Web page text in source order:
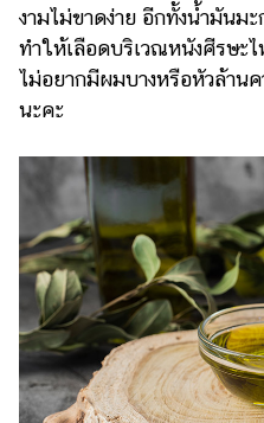
แม่
และ
เด็ก
สัตว์
Infographic
บริการ
แอปฯ
กระปุก
คอร์ส
ออนไลน์
งามไม่ขาดง่าย อีกทั้งน้ำมันม
ทำให้เลือดบริเวณหนังศีรษะ
ไม่อยากมีผมบางหรือหัวล้าน
นะคะ